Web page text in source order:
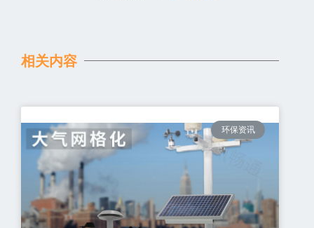
相关内容
环保资讯